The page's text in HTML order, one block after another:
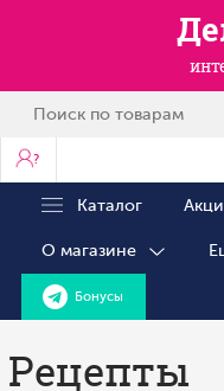
?
Каталог
О магазине
Бонусы
Рецепты